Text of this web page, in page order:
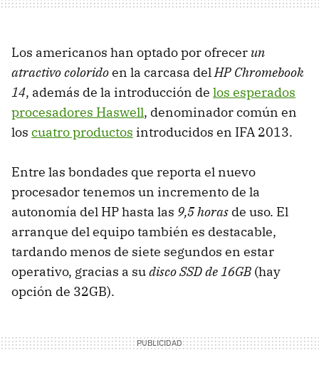
Los americanos han optado por ofrecer un
atractivo coloridoen la carcasa del HP Chromebook
14, además de la introducción de los esperados
procesadores Haswell, denominador común en
los cuatro productos introducidos en IFA 2013.
Entre las bondades que reporta el nuevo
procesador tenemos un incremento de la
autonomía del HP hasta las 9,5 horas de uso. El
arranque del equipo también es destacable,
tardando menos de siete segundos en estar
operativo, gracias a sudisco SSD de 16GB (hay
opción de 32GB).